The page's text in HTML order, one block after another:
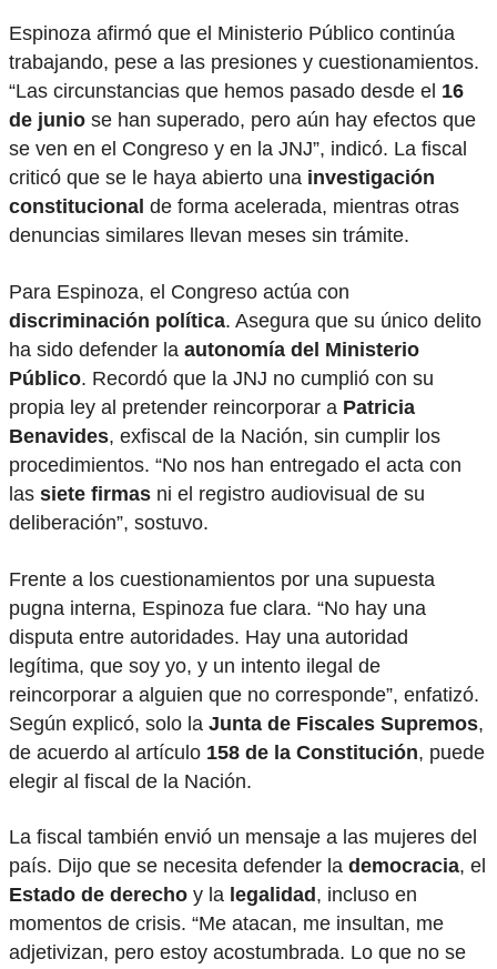
Espinoza afirmó que el Ministerio Público continúa
trabajando, pese a las presiones y cuestionamientos.
“Las circunstancias que hemos pasado desde el 16
de junio se han superado, pero aún hay efectos que
se ven en el Congreso y en la JNJ”, indicó. La fiscal
criticó que se le haya abierto una investigación
constitucional de forma acelerada, mientras otras
denuncias similares llevan meses sin trámite.
Para Espinoza, el Congreso actúa con
discriminación política. Asegura que su único delito
ha sido defender la autonomía del Ministerio
Público. Recordó que la JNJ no cumplió con su
propia ley al pretender reincorporar a Patricia
Benavides, exfiscal de la Nación, sin cumplir los
procedimientos. “No nos han entregado el acta con
las siete firmas ni el registro audiovisual de su
deliberación”, sostuvo.
Frente a los cuestionamientos por una supuesta
pugna interna, Espinoza fue clara. “No hay una
disputa entre autoridades. Hay una autoridad
legítima, que soy yo, y un intento ilegal de
reincorporar a alguien que no corresponde”, enfatizó.
Según explicó, solo la Junta de Fiscales Supremos,
de acuerdo al artículo 158 de la Constitución, puede
elegir al fiscal de la Nación.
La fiscal también envió un mensaje a las mujeres del
país. Dijo que se necesita defender la democracia, el
Estado de derecho y la legalidad , incluso en
momentos de crisis. “Me atacan, me insultan, me
adjetivizan, pero estoy acostumbrada. Lo que no se